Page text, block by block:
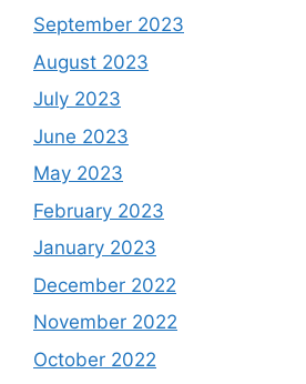
September 2023
August 2023
July 2023
June 2023
May 2023
February 2023
January 2023
December 2022
November 2022
October 2022